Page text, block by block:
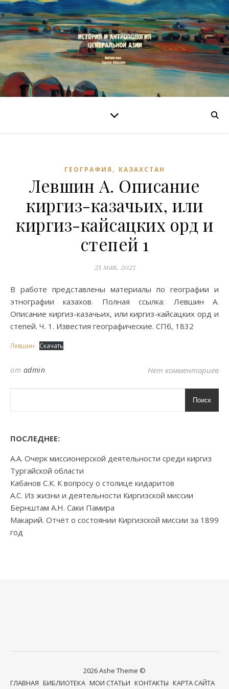
ГЕОГРАФИЯ , КАЗАХСТАН
Левшин А. Описание
киргиз-казачьих, или
киргиз-кайсацких орд и
степей 1
25 мая, 2025
В работе представлены материалы по географии и
этнографии казахов. Полная ссылка: Левшин А.
Описание киргиз-казачьих, или киргиз-кайсацких орд и
степей. Ч. 1. Известия географические. СПб, 1832
Левшин Скачать
от admin Нет комментариев
Поиск
ПОСЛЕДНЕЕ:
А.А. Очерк миссионерской деятельности среди киргиз
Тургайской области
Кабанов С.К. К вопросу о столице кидаритов
А.С. Из жизни и деятельности Киргизской миссии
Бернштам А.Н. Саки Памира
Макарий. Отчёт о состоянии Киргизской миссии за 1899
год
2026 Ashe Theme ©
ГЛАВНАЯ БИБЛИОТЕКА МОИ СТАТЬИ КОНТАКТЫ КАРТА САЙТА